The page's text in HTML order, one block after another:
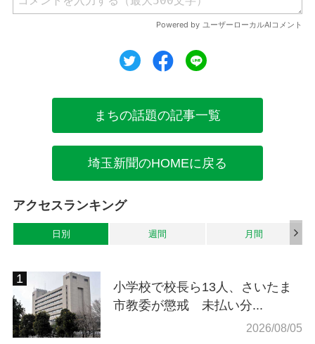
ツイートシェア
まちの話題の記事一覧
埼玉新聞のHOMEに戻る
アクセスランキング
日別 週間 月間
小学校で校長ら13人、さいたま
市教委が懲戒 未払い分...
2026/08/05